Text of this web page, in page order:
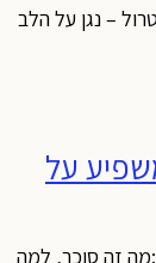
– נגן על הלב
על
זה סוכר, למה